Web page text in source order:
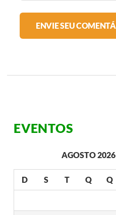
EVENTOS
AGOSTO 2026
D S T Q Q